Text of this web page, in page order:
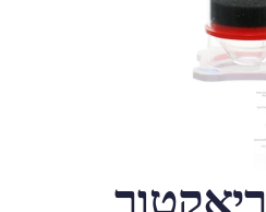
MR-120 ריאקטור